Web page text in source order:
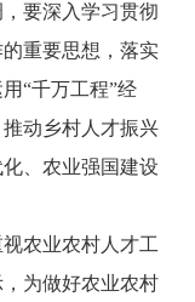
要深入学习贯彻
重要思想，落实
“千万工程”经
动乡村人才振兴
、农业强国建设
农业农村人才工
为做好农业农村